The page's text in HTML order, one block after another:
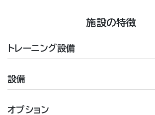
施設の特徴
トレーニング設備
設備
オプション